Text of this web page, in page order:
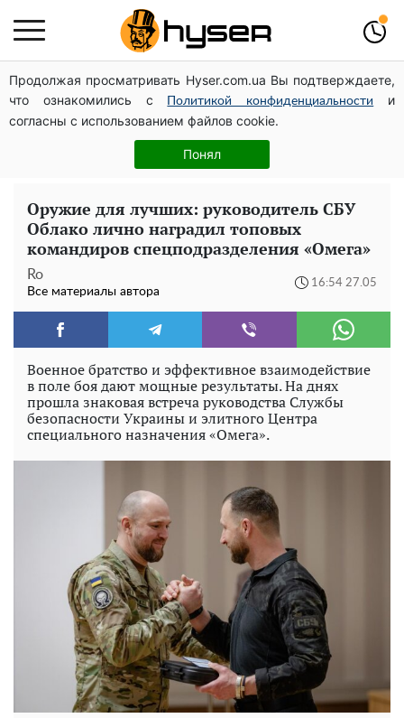
Продолжая просматривать Hyser.com.ua Вы подтверждаете,
что ознакомились с
Политикой конфиденциальности
и
согласны с использованием файлов cookie.
Понял
Дроны с наценкой: Александр Конотопский вывел
миллионы оборонного бюджета через фиктивную
фирму в Эстонии
Полностью голая Анна Тринчер блеснула
"прелестями": таких размеров вы еще не видели
Оружие для лучших: руководитель СБУ
Облако лично наградил топовых
командиров спецподразделения «Омега»
Ro
Все материалы автора
16:54 27.05
Военное братство и эффективное взаимодействие
в поле боя дают мощные результаты. На днях
прошла знаковая встреча руководства Службы
безопасности Украины и элитного Центра
специального назначения «Омега».